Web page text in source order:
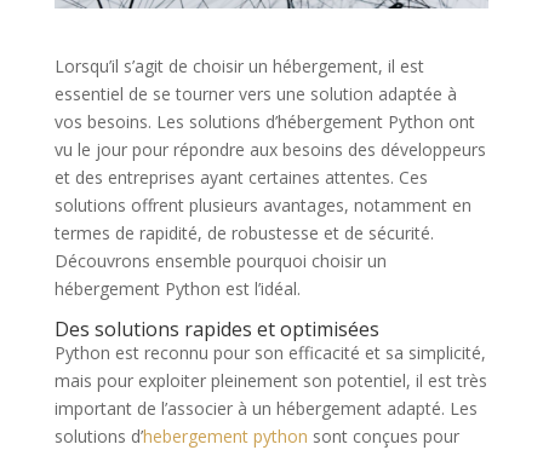
Lorsqu’il s’agit de choisir un hébergement, il est
essentiel de se tourner vers une solution adaptée à
vos besoins. Les solutions d’hébergement Python ont
vu le jour pour répondre aux besoins des développeurs
et des entreprises ayant certaines attentes. Ces
solutions offrent plusieurs avantages, notamment en
termes de rapidité, de robustesse et de sécurité.
Découvrons ensemble pourquoi choisir un
hébergement Python est l’idéal.
Des solutions rapides et optimisées
Python est reconnu pour son efficacité et sa simplicité,
mais pour exploiter pleinement son potentiel, il est très
important de l’associer à un hébergement adapté. Les
solutions d’hebergement python sont conçues pour